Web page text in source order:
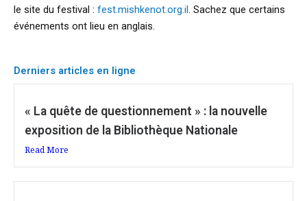
le site du festival : fest.mishkenot.org.il. Sachez que certains
événements ont lieu en anglais.
Derniers articles en ligne
« La quête de questionnement » : la nouvelle
exposition de la Bibliothèque Nationale
Read More